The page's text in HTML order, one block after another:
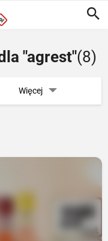
"agrest"(8)
Więcej